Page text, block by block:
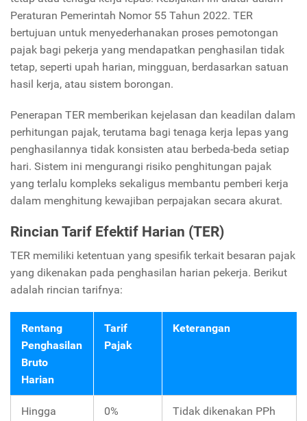
Peraturan Pemerintah Nomor 55 Tahun 2022. TER
bertujuan untuk menyederhanakan proses pemotongan
pajak bagi pekerja yang mendapatkan penghasilan tidak
tetap, seperti upah harian, mingguan, berdasarkan satuan
hasil kerja, atau sistem borongan.
Penerapan TER memberikan kejelasan dan keadilan dalam
perhitungan pajak, terutama bagi tenaga kerja lepas yang
penghasilannya tidak konsisten atau berbeda-beda setiap
hari. Sistem ini mengurangi risiko penghitungan pajak
yang terlalu kompleks sekaligus membantu pemberi kerja
dalam menghitung kewajiban perpajakan secara akurat.
Rincian Tarif Efektif Harian (TER)
TER memiliki ketentuan yang spesifik terkait besaran pajak
yang dikenakan pada penghasilan harian pekerja. Berikut
adalah rincian tarifnya:
Rentang
Penghasilan
Bruto
Harian
Tarif
Pajak
Keterangan
Hingga
0%
Tidak dikenakan PPh